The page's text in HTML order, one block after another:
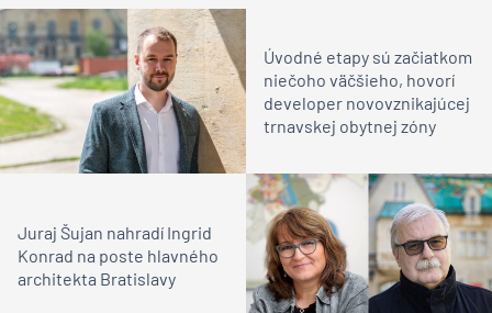
Úvodné etapy sú začiatkom
niečoho väčšieho, hovorí
developer novovznikajúcej
trnavskej obytnej zóny
Juraj Šujan nahradí Ingrid
Konrad na poste hlavného
architekta Bratislavy